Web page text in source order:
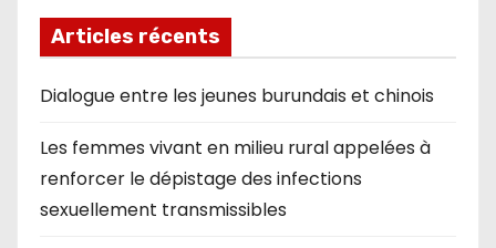
Articles récents
Dialogue entre les jeunes burundais et chinois
Les femmes vivant en milieu rural appelées à
renforcer le dépistage des infections
sexuellement transmissibles